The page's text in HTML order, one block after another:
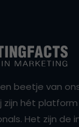
beetje van
zijn hét
Het zijn de